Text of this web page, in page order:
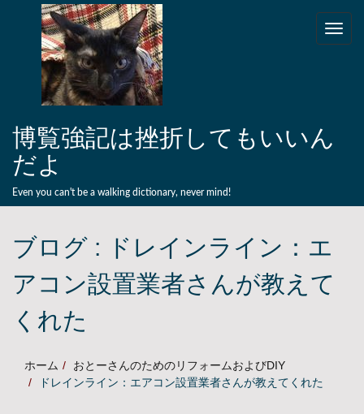
Skip to content
Toggle
博覧強記は挫折してもいいん
だよ
Even you can't be a walking dictionary, never mind!
ブログ :
ドレインライン：エ
アコン設置業者さんが教えて
くれた
ホーム
おとーさんのためのリフォームおよびDIY
ドレインライン：エアコン設置業者さんが教えてくれた